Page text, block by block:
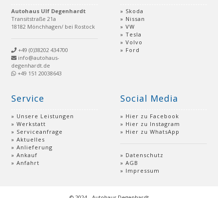
Autohaus Ulf Degenhardt
Transitstraße 21a
18182 Mönchhagen/ bei Rostock
+49 (0)38202 434700
info@autohaus-
degenhardt.de
+49 151 20038643
Skoda
Nissan
VW
Tesla
Volvo
Ford
Service
Unsere Leistungen
Werkstatt
Serviceanfrage
Aktuelles
Anlieferung
Ankauf
Anfahrt
Social Media
Hier zu Facebook
Hier zu Instagram
Hier zu WhatsApp
Datenschutz
AGB
Impressum